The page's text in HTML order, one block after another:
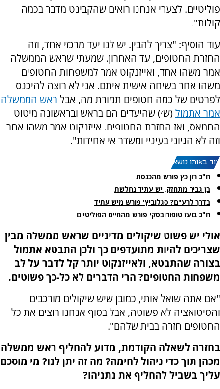
פוליטיים. לצערי אנחנו רואים שהקבינט מדבר בכמה
קולות".
עוד הוסיף: "צריך להבין. יש לנו יעד מרכזי אחד, וזה
החזרת החטופים, עד האחרון. שמעתי שראש הממשלה
אמר משהו אחד, ואייזנקוט אמר למשפחות החטופים
משהו אחר בשיחה אישית איתם. אני לא רוצה להיכנס
לפרטים של כמה חטופים תמורת מה, אבל ראש הממשלה
אמר אתמול (ש׳) שהיעדים הם בראש ובראשונה מיטוט
החמאס, ואז החזרת החטופים. אייזנקוט אמר משהו אחר
וזה לא הגיוני בעיניי ומשדר אי אחידות".
עוד באותו נושא:
ח"כ רון כץ פורש מהכנסת
בן גביר מתחזק, יש עתיד נחלשת
בדרך לרע"ם? סגלוביץ' פורש מיש עתיד
ח"כ בועז טופורובסקי פורש מהחיים הפוליטיים
אולי יש פשוט שיקולים מדיניים שראש ממשלה מבין
שצריכים להיות מתועדפים כך ולכן התבטא אתמול
בצורה שהתבטא, ולאייזנקוט יותר קל לדבר על לב
משפחות החטופים? הרי הדברים לא כל-כך פשוטים.
"אם אתה שואל אותי, כמובן שיש שיקולים מורכבים
והסיטואציה לא פשוטה, אבל בסוף אנחנו רוצים את כל
החטופים חזרה בבית שלהם".
בחזרה לשאלה הקודמת, מדוע להחליף ראש ממשלה
מכהן תוך כדי ניהול לחימה? מה זה יתן לנו? מי מוסכם
עליך בשביל להחליף את נתניהו?